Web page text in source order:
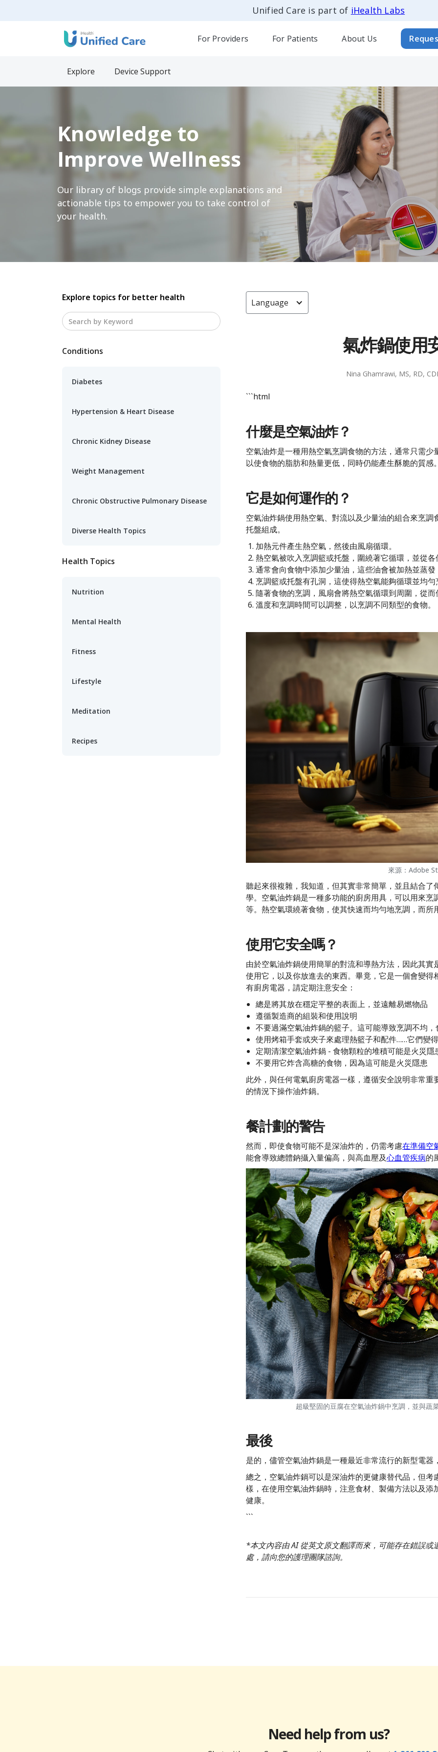
Unified Care is part of iHealth Labs
For Providers For Patients About Us
Explore Device Support
Knowledge to
Improve Wellness
Our library of blogs provide simple explanations and
actionable tips to empower you to take control of
your health.
Explore topics for better health
Conditions
Diabetes
Hypertension & Heart Disease
Chronic Kidney Disease
Weight Management
Chronic Obstructive Pulmonary Disease
Diverse Health Topics
Health Topics
Nutrition
Mental Health
Fitness
Lifestyle
Meditation
Recipes
Language
氣炸鍋使用
Nina Ghamrawi, MS, RD,
```html
什麼是空氣油炸？
空氣油炸是一種用熱空氣烹調食物的方法，通常只需
以使食物的脂肪和熱量更低，同時仍能產生酥脆的質感
它是如何運作的？
空氣油炸鍋使用熱空氣、對流以及少量油的組合來烹
托盤組成。
加熱元件產生熱空氣，然後由風扇循環。
熱空氣被吹入烹調籃或托盤，圍繞著它循環，並從
通常會向食物中添加少量油，這些油會被加熱並蒸
烹調籃或托盤有孔洞，這使得熱空氣能夠循環並均
隨著食物的烹調，風扇會將熱空氣循環到周圍，從
溫度和烹調時間可以調整，以烹調不同類型的食物。
來源：Adobe
聽起來很複雜，我知道，但其實非常簡單，並且結合
學。空氣油炸鍋是一種多功能的廚房用具，可以用來
等。熱空氣環繞著食物，使其快速而均勻地烹調，而
使用它安全嗎？
由於空氣油炸鍋使用簡單的對流和導熱方法，因此其實
使用它，以及你放進去的東西。畢竟，它是一個會變
有廚房電器，請定期注意安全：
總是將其放在穩定平整的表面上，並遠離易燃物品
遵循製造商的組裝和使用說明
不要過滿空氣油炸鍋的籃子。這可能導致烹調不均
使用烤箱手套或夾子來處理熱籃子和配件……它們變
定期清潔空氣油炸鍋 - 食物顆粒的堆積可能是火災隱
不要用它炸含高糖的食物，因為這可能是火災隱患
此外，與任何電氣廚房電器一樣，遵循安全說明非常
的情況下操作油炸鍋。
餐計劃的警告
然而，即使食物可能不是深油炸的，仍需考慮在準備空
能會導致總體鈉攝入量偏高，與高血壓及心血管疾病的
超級堅固的豆腐在空氣油炸鍋中烹調，並與蔬
最後
是的，儘管空氣油炸鍋是一種最近非常流行的新型電
總之，空氣油炸鍋可以是深油炸的更健康替代品，但考
樣，在使用空氣油炸鍋時，注意食材、製備方法以及
健康。
```
*本文內容由 AI 從英文原文翻譯而來，可能存在錯誤
處，請向您的護理團隊諮詢。
Need help from us?